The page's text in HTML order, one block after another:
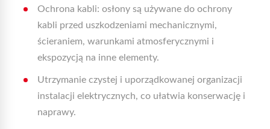
Ochrona kabli: osłony są używane do ochrony
kabli przed uszkodzeniami mechanicznymi,
ścieraniem, warunkami atmosferycznymi i
ekspozycją na inne elementy.
Utrzymanie czystej i uporządkowanej organizacji
instalacji elektrycznych, co ułatwia konserwację i
naprawy.